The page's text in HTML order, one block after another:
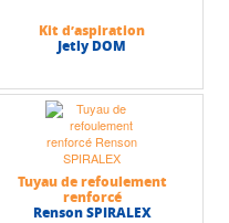
Kit d’aspiration
Jetly DOM
Tuyau de refoulement
renforcé
Renson SPIRALEX